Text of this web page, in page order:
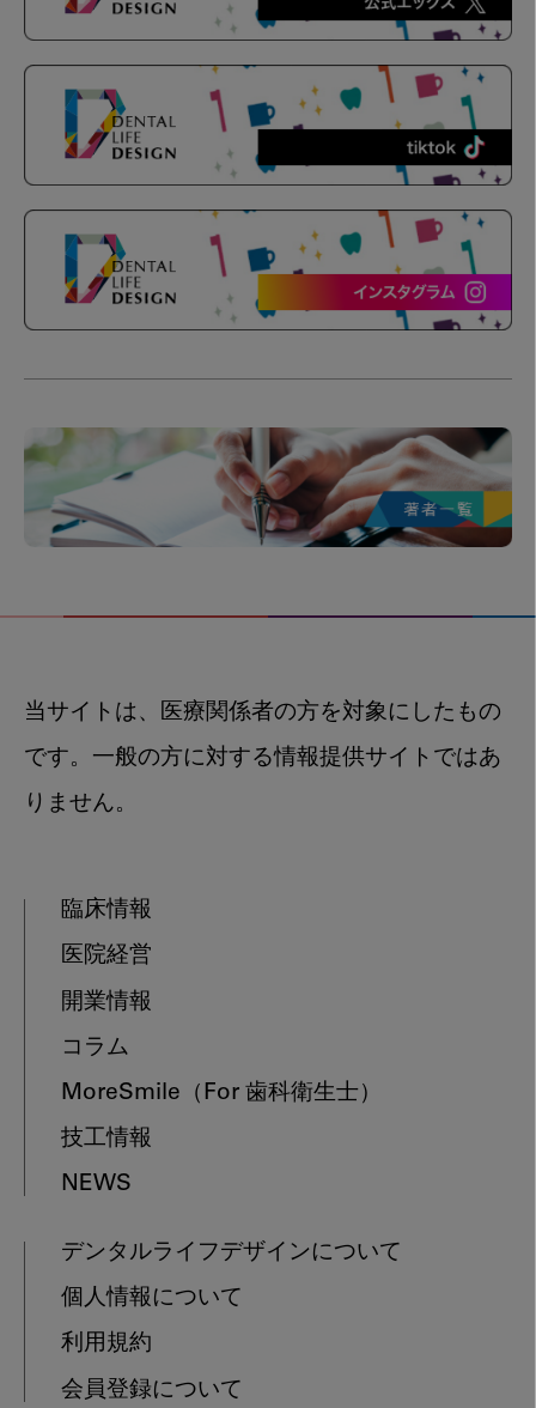
当サイトは、医療関係者の方を対象にしたもの
です。一般の方に対する情報提供サイトではあ
りません。
臨床情報
医院経営
開業情報
コラム
MoreSmile （For 歯科衛生士）
技工情報
NEWS
デンタルライフデザインについて
個人情報について
利用規約
会員登録について